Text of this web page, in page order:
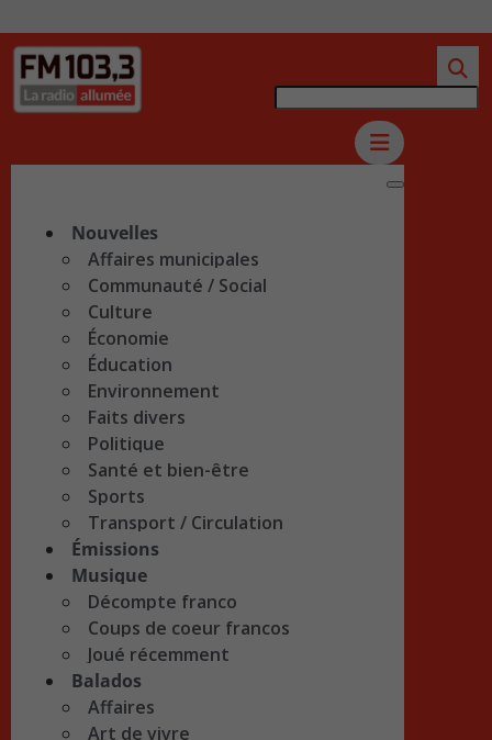
Nouvelles
Affaires municipales
Communauté / Social
Culture
Économie
Éducation
Environnement
Faits divers
Politique
Santé et bien-être
Sports
Transport / Circulation
Émissions
Musique
Décompte franco
Coups de coeur francos
Joué récemment
Balados
Affaires
Art de vivre